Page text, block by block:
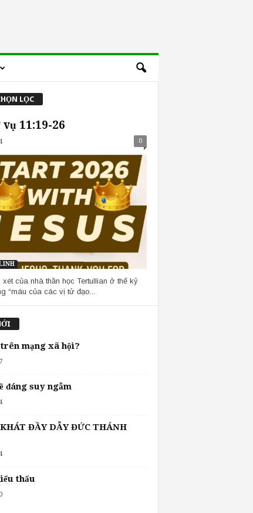
LỌC
11:19-26
0
xét của nhà thần học Tertullian ở thế kỷ
“máu của các vị tử đạo...
mạng xã hội?
đáng suy ngẫm
ĐẦY DẪY ĐỨC THÁNH
thấu